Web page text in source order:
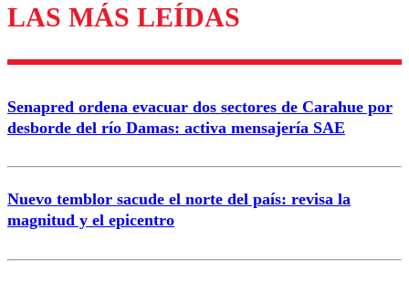
Los comentarios son moderados para garantizar un
diálogo respetuoso.
Correo
LAS MÁS LEÍDAS
Senapred ordena evacuar dos sectores de Carahue por
desborde del río Damas: activa mensajería SAE
Nuevo temblor sacude el norte del país: revisa la
magnitud y el epicentro